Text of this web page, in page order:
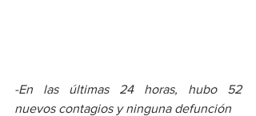
-En las últimas 24 horas, hubo 52
nuevos contagios y ninguna defunción